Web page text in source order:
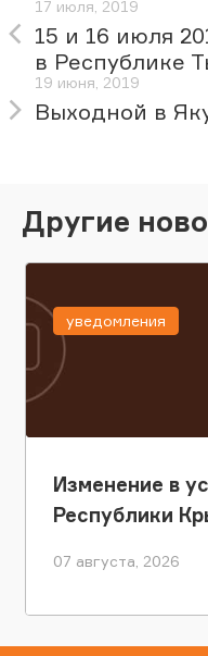
17 июля, 2019
15 и 16 июля
в Республике
19 июня, 2019
Выходной в
Другие
Изменение в
Республики
07 августа, 2026
уведомления